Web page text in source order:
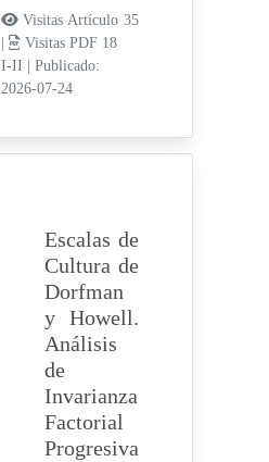
Visitas Artículo 35
Visitas PDF 18
I-II
Publicado:
2026-07-24
Escalas de
Cultura de
Dorfman
y Howell.
Análisis
de
Invarianza
Factorial
Progresiva